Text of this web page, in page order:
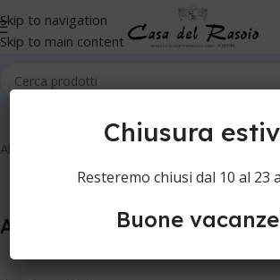
Skip to navigation
Skip to main content
Allume di rocca
Allume di rocca
Chiusura
Resteremo chiusi dal 10 al 23
Buone